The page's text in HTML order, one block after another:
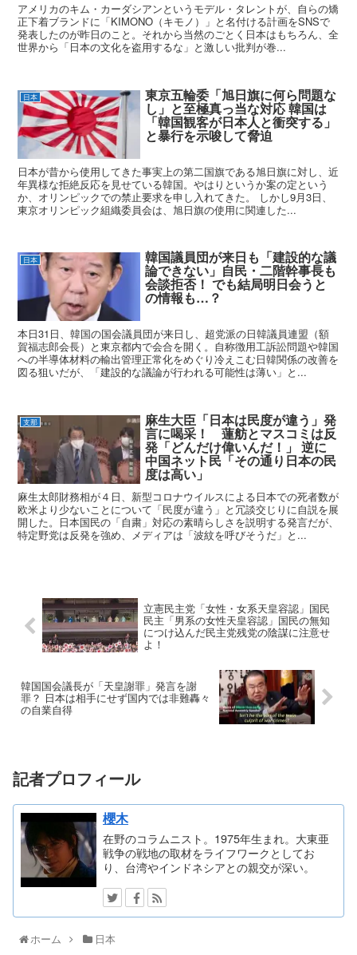
アメリカのキム・カーダシアンというモデル・タレントが、自らの矯
正下着ブランドに「KIMONO（キモノ）」と名付ける計画をSNSで
発表したのが昨日のこと。それから当然のごとく日本はもちろん、全
世界から「日本の文化を盗用するな」と激しい批判が巻...
日本 東京五輪委「旭日旗に何ら問題な
し」と至極真っ当な対応 韓国は
「韓国観客が日本人と衝突する」
と暴行を示唆して脅迫
日本が昔から使用してきた事実上の第二国旗である旭日旗に対し、近
年異様な拒絶反応を見せている韓国。やはりというか案の定という
か、オリンピックでの禁止要求を申し入れてきた。 しかし9月3日、
東京オリンピック組織委員会は、旭日旗の使用に関連した...
日本 韓国議員団が来日も「建設的な議
論できない」自民・二階幹事長も
会談拒否！ でも結局明日会うと
の情報も…？
本日31日、韓国の国会議員団が来日し、超党派の日韓議員連盟（額
賀福志郎会長）と東京都内で会合を開く。自称徴用工訴訟問題や韓国
への半導体材料の輸出管理正常化をめぐり冷えこむ日韓関係の改善を
図る狙いだが、「建設的な議論が行われる可能性は薄い」と...
支那 麻生大臣「日本は民度が違う」発
言に喝采！ 蓮舫とマスコミは反
発「どんだけ偉いんだ！」 逆に
中国ネット民「その通り日本の民
度は高い」
麻生太郎財務相が４日、新型コロナウイルスによる日本での死者数が
欧米より少ないことについて「民度が違う」と冗談交じりに自説を展
開した。日本国民の「自粛」対応の素晴らしさを説明する発言だが、
特定野党は反発を強め、メディアは「波紋を呼びそうだ」と...
立憲民主党「女性・女系天皇容認」国民
民主「男系の女性天皇容認」国民の無知
につけ込んだ民主党残党の陰謀に注意せ
よ！
韓国国会議長が「天皇謝罪」発言を謝
罪？ 日本は相手にせず国内では非難轟々
の自業自得
記者プロフィール
櫻木
在野のコラムニスト。1975年生まれ。大東亜
戦争の戦地の取材をライフワークとしてお
り、台湾やインドネシアとの親交が深い。
ホーム 日本